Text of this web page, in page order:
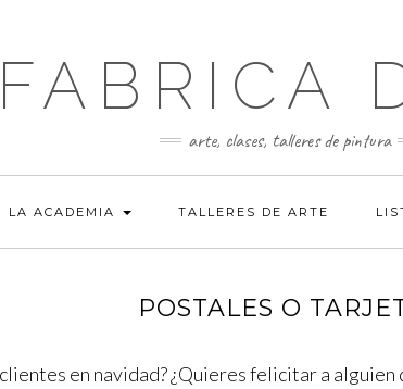
arte, clases, talleres de pintura
LA ACADEMIA TALLERES DE ARTE
POSTALES O
en navidad? ¿Quieres felicitar a